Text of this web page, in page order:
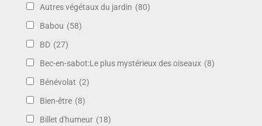
Autres végétaux du jardin (80)
Babou (58)
BD (27)
Bec-en-sabot:Le plus mystérieux des oiseaux (8)
Bénévolat (2)
Bien-être (8)
Billet d'humeur (18)